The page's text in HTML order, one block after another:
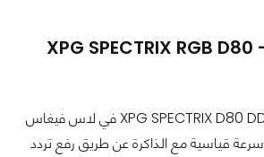
الذاكرة العشوائية - XPG SPECTRIX RGB D80
سوف تظهر الذاكرة XPG SPECTRIX D80 DDR4 في لاس فيغاس
ايضاً ، حققت ADATA سرعة قياسية مع الذاكرة عن طريق رفع تردد